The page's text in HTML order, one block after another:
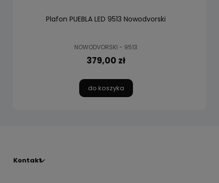
Plafon PUEBLA LED 9513 Nowodvorski
NOWODVORSKI - 9513
379,00 zł
do koszyka
Kontakt